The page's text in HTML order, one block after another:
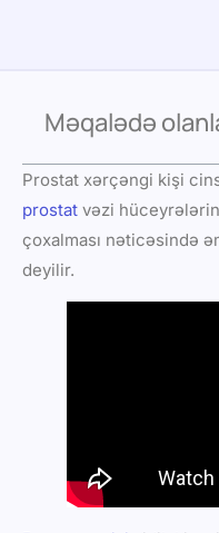
Məqalədə
Prostat xərçəngi kişi
prostat vəzi
çoxalması nəticəsində
deyilir.